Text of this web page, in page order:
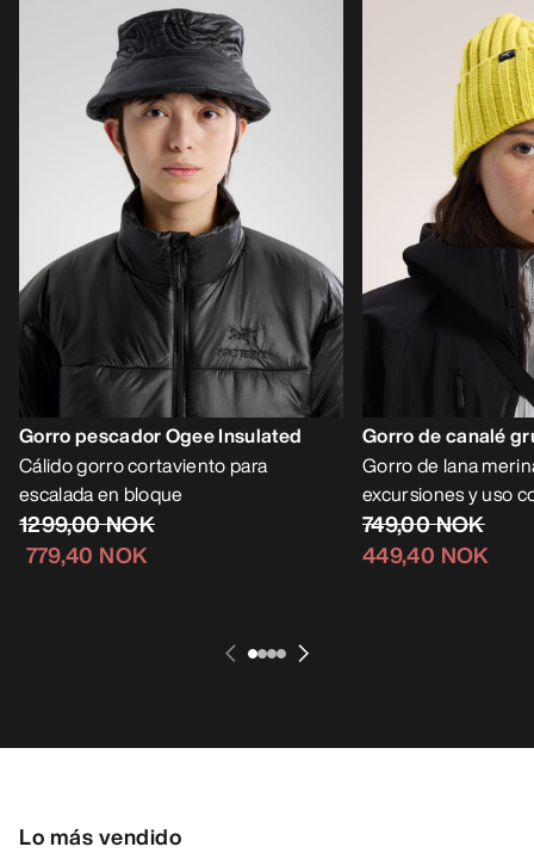
Gorro pescador Ogee Insulated
Cálido gorro cortaviento para
escalada en bloque
1299,00 NOK
779,40 NOK
Gorro de canalé
Gorro de lana
excursiones y uso
749,00 NOK
449,40 NOK
Lo más vendido